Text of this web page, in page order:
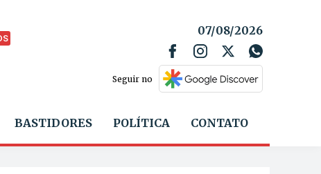
07/08/2026
Seguir no
BASTIDORES POLÍTICA CONTATO